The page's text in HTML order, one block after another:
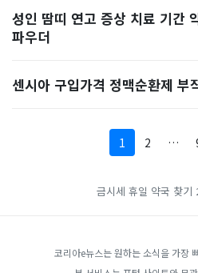
성인 땀띠 연고 증상 치료 기간
파우더
센시아 구입가격 정맥순환제 부
1 2 …
금시세 휴일 약국 찾기
코리아e뉴스는 원하는 소식을 가장